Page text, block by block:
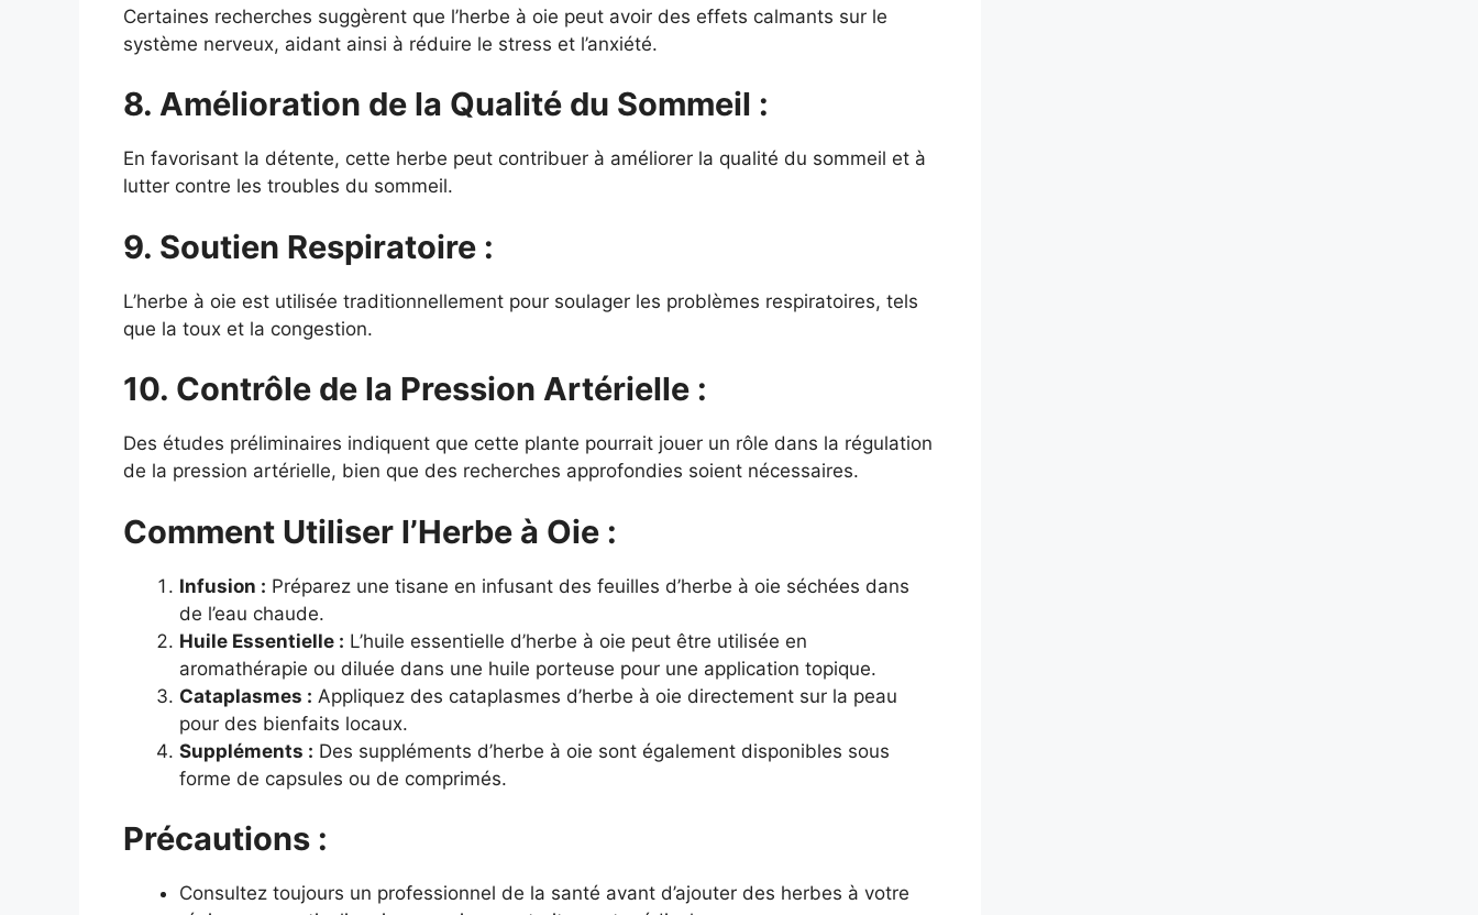
Certaines recherches suggèrent que l’herbe à oie peut avoir des effets calmants sur le
système nerveux, aidant ainsi à réduire le stress et l’anxiété.
8. Amélioration de la Qualité du Sommeil :
En favorisant la détente, cette herbe peut contribuer à améliorer la qualité du sommeil et à
lutter contre les troubles du sommeil.
9. Soutien Respiratoire :
L’herbe à oie est utilisée traditionnellement pour soulager les problèmes respiratoires, tels
que la toux et la congestion.
10. Contrôle de la Pression Artérielle :
Des études préliminaires indiquent que cette plante pourrait jouer un rôle dans la régulation
de la pression artérielle, bien que des recherches approfondies soient nécessaires.
Comment Utiliser l’Herbe à Oie :
Infusion : Préparez une tisane en infusant des feuilles d’herbe à oie séchées dans
de l’eau chaude.
Huile Essentielle : L’huile essentielle d’herbe à oie peut être utilisée en
aromathérapie ou diluée dans une huile porteuse pour une application topique.
Cataplasmes : Appliquez des cataplasmes d’herbe à oie directement sur la peau
pour des bienfaits locaux.
Suppléments : Des suppléments d’herbe à oie sont également disponibles sous
forme de capsules ou de comprimés.
Précautions :
Consultez toujours un professionnel de la santé avant d’ajouter des herbes à votre